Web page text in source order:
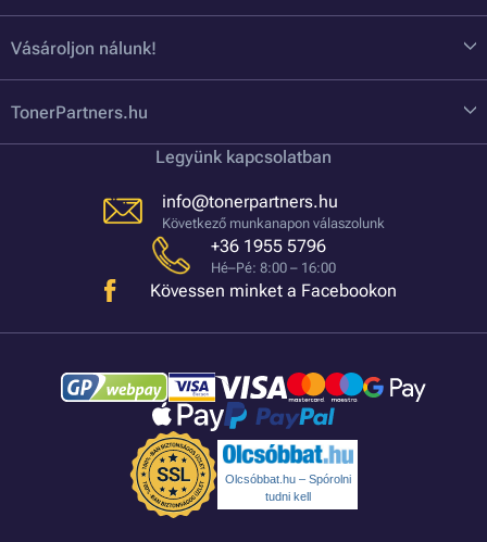
Vásároljon nálunk!
TonerPartners.hu
Legyünk kapcsolatban
info@tonerpartners.hu
Következő munkanapon válaszolunk
+36 1955 5796
Hé–Pé: 8:00 – 16:00
Kövessen minket a Facebookon
Olcsóbbat.hu – Spórolni
tudni kell